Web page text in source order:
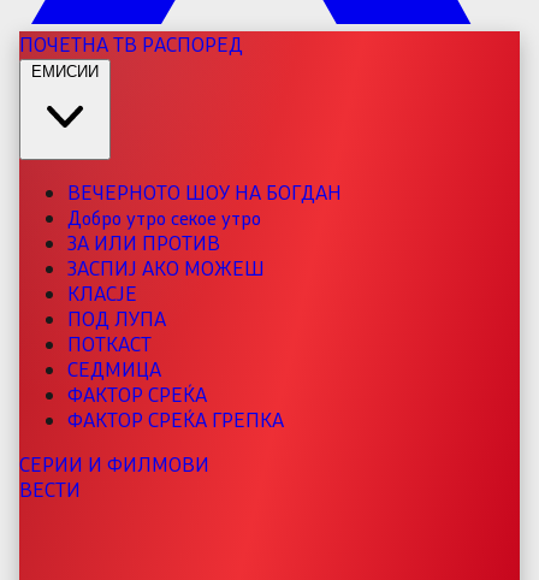
ПОЧЕТНАТВ РАСПОРЕД
ЕМИСИИ
ВЕЧЕРНОТО ШОУ НА БОГДАН
Добро утро секое утро
ЗА ИЛИ ПРОТИВ
ЗАСПИЈ АКО МОЖЕШ
КЛАСЈЕ
ПОД ЛУПА
ПОТКАСТ
СЕДМИЦА
ФАКТОР СРЕЌА
ФАКТОР СРЕЌА ГРЕПКА
СЕРИИ И ФИЛМОВИ
ВЕСТИ